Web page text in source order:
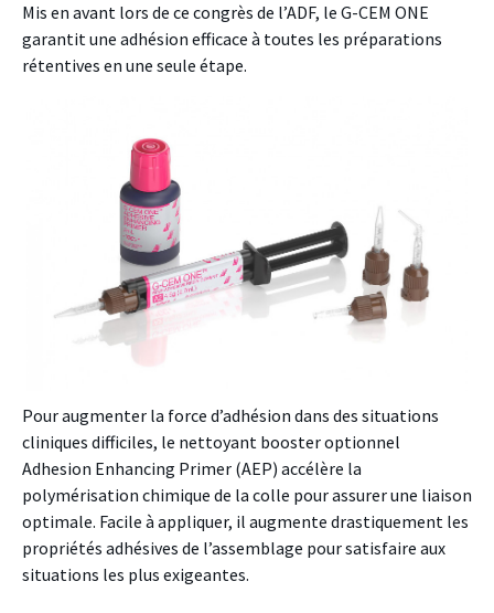
Mis en avant lors de ce congrès de l’ADF, le G-CEM ONE
garantit une adhésion efficace à toutes les préparations
rétentives en une seule étape.
Pour augmenter la force d’adhésion dans des situations
cliniques difficiles, le nettoyant booster optionnel
Adhesion Enhancing Primer (AEP) accélère la
polymérisation chimique de la colle pour assurer une liaison
optimale. Facile à appliquer, il augmente drastiquement les
propriétés adhésives de l’assemblage pour satisfaire aux
situations les plus exigeantes.